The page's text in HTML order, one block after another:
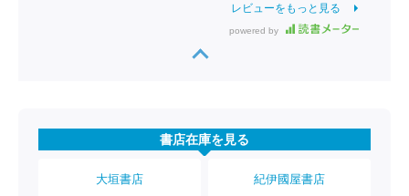
レビューをもっと見る
powered by
書店在庫を見る
大垣書店 紀伊國屋書店